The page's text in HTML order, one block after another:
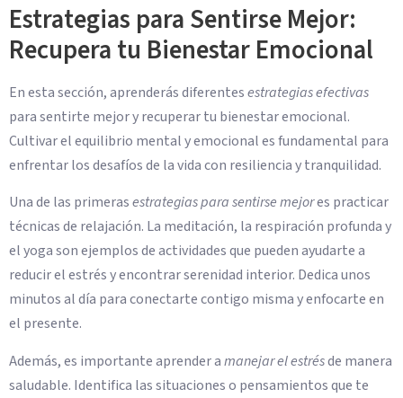
Estrategias para Sentirse Mejor:
Recupera tu Bienestar Emocional
En esta sección, aprenderás diferentesestrategias efectivas
para sentirte mejor y recuperar tu bienestar emocional.
Cultivar el equilibrio mental y emocional es fundamental para
enfrentar los desafíos de la vida con resiliencia y tranquilidad.
Una de las primerasestrategias para sentirse mejores practicar
técnicas de relajación. La meditación, la respiración profunda y
el yoga son ejemplos de actividades que pueden ayudarte a
reducir el estrés y encontrar serenidad interior. Dedica unos
minutos al día para conectarte contigo misma y enfocarte en
el presente.
Además, es importante aprender amanejar el estrésde manera
saludable. Identifica las situaciones o pensamientos que te